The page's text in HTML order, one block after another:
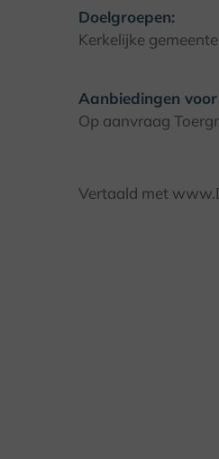
Doelgroepen:
Kerkelijke
Aanbiedingen
Op aanvraag
Vertaald met